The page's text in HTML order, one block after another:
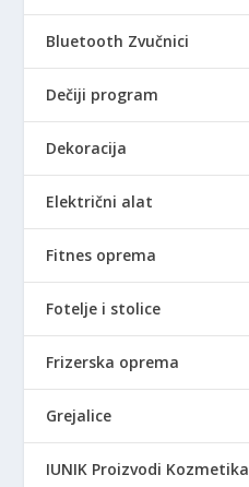
Bluetooth Zvučnici
Dečiji program
Dekoracija
Električni alat
Fitnes oprema
Fotelje i stolice
Frizerska oprema
Grejalice
IUNIK Proizvodi Kozmetika